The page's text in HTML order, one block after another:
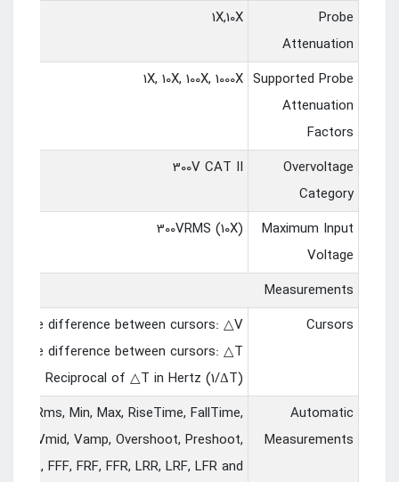
Probe
Attenuation
1X,10X
Supported Probe
Attenuation
Factors
1X, 10X, 100X, 1000X
Overvoltage
Category
300V CAT II
Maximum Input
Voltage
300VRMS (10X)
Measurements
Cursors
difference between cursors: △V
Time difference between cursors: △T
Reciprocal of △T in Hertz (1/ΔT)
Automatic
Measurements
Min, Max, RiseTime, FallTime,
Vmid, Vamp, Overshoot, Preshoot,
FFF, FRF, FFR, LRR, LRF, LFR and